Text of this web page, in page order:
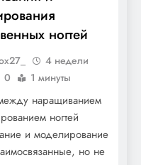
биография,
и
в жизни
ногтей
4 недели
0 1 минуты
наращиванием
ногтей
и моделирование
но не